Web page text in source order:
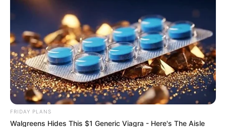
FRIDAY PLANS
Walgreens Hides This $1 Generic Viagra - Here's The Aisle